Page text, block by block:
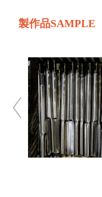
製作品SAMPLE